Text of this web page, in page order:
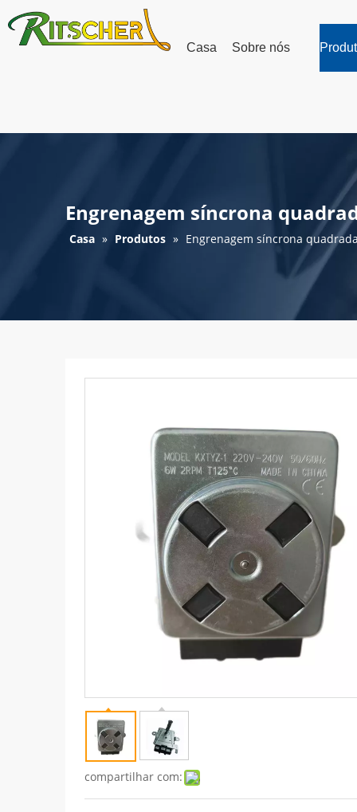
Casa Sobre nós
Engrenagem síncrona
Casa » Produtos » Engrenagem síncrona
compartilhar com: